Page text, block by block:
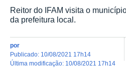
Reitor do IFAM visita o
da prefeitura local.
por
publicado: 10/08/2021 17h14
última modificação: 10/08/2021 17h14